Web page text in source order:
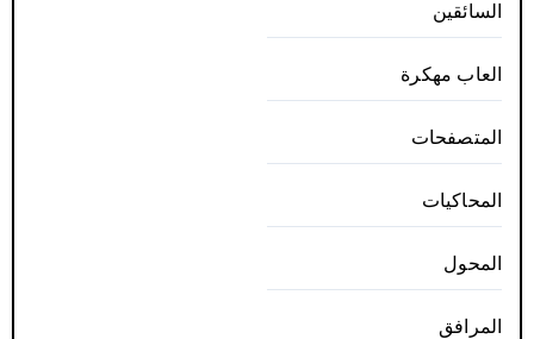
السائقين
العاب مهكرة
المتصفحات
المحاكيات
المحول
المرافق